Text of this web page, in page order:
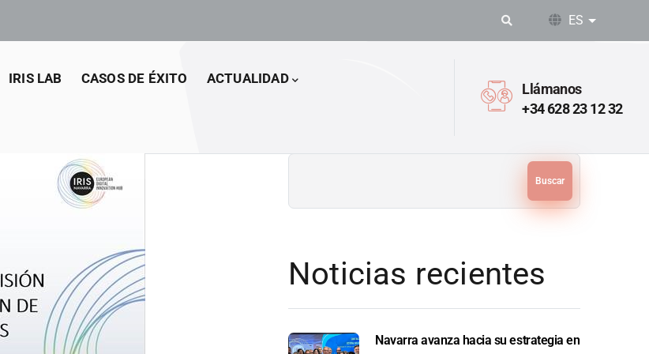
ES Lista
IRIS LAB CASOS DE ÉXITO ACTUALIDAD
Llámanos
+34 628 23 12 32
Noticias recientes
Navarra avanza hacia su estrategia en